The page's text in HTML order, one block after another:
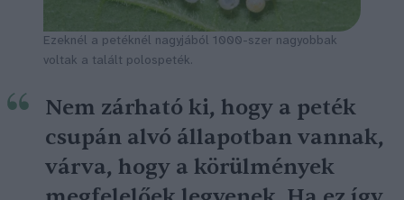
Ezeknél a petéknél nagyjából 1000-szer nagyobbak
voltak a talált polospeték.
Nem zárható ki, hogy a peték
csupán alvó állapotban vannak,
várva, hogy a körülmények